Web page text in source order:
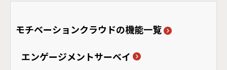
モチベーションクラウドの機能一覧
エンゲージメントサーベイ